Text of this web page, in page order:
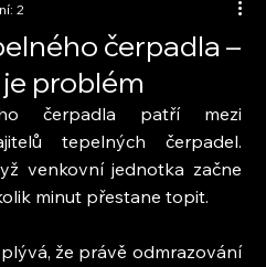
čerpadla –
problém
2
čerpadla patří mezi
tepelných čerpadel.
venkovní jednotka začne
minut přestane topit.
že právě odmrazování